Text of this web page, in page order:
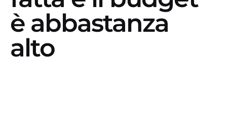
è abbastanza
alto